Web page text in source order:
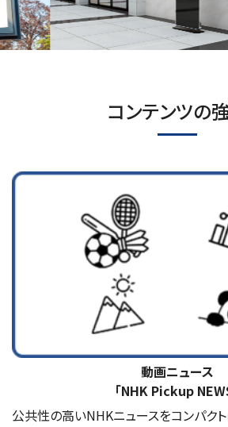
コンテンツの
動画ニュース
「NHK Pickup
公共性の高いNHKニュースをコンパク